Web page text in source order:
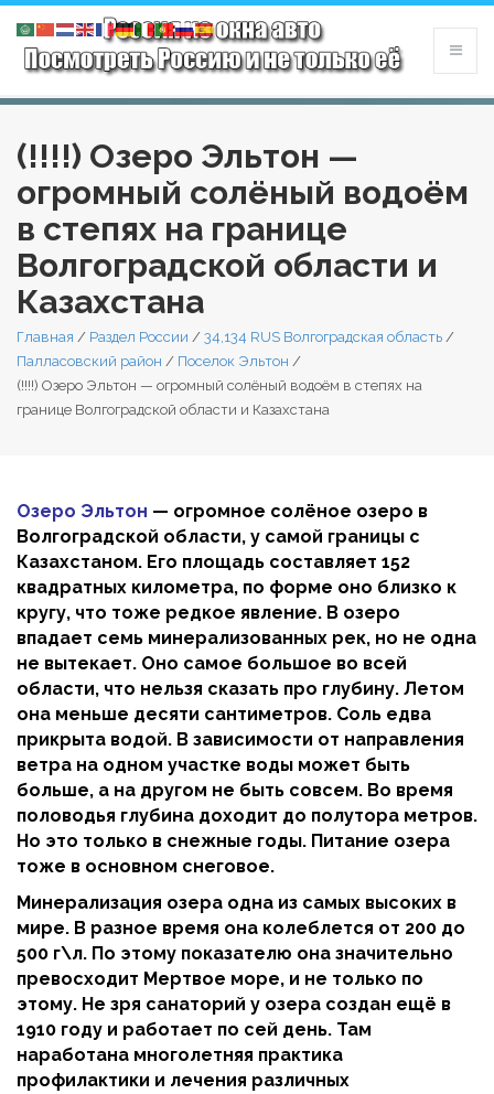
(!!!!) Озеро Эльтон —
огромный солёный водоём
в степях на границе
Волгоградской области и
Казахстана
Главная / Раздел России / 34,134 RUS Волгоградская область /
Палласовский район / Поселок Эльтон /
(!!!!) Озеро Эльтон — огромный солёный водоём в степях на
границе Волгоградской области и Казахстана
Озеро Эльтон — огромное солёное озеро в
Волгоградской области, у самой границы с
Казахстаном. Его площадь составляет 152
квадратных километра, по форме оно близко к
кругу, что тоже редкое явление. В озеро
впадает семь минерализованных рек, но не одна
не вытекает. Оно самое большое во всей
области, что нельзя сказать про глубину. Летом
она меньше десяти сантиметров. Соль едва
прикрыта водой. В зависимости от направления
ветра на одном участке воды может быть
больше, а на другом не быть совсем. Во время
половодья глубина доходит до полутора метров.
Но это только в снежные годы. Питание озера
тоже в основном снеговое.
Минерализация озера одна из самых высоких в
мире. В разное время она колеблется от 200 до
500 г\л. По этому показателю она значительно
превосходит Мертвое море, и не только по
этому. Не зря санаторий у озера создан ещё в
1910 году и работает по сей день. Там
наработана многолетняя практика
профилактики и лечения различных